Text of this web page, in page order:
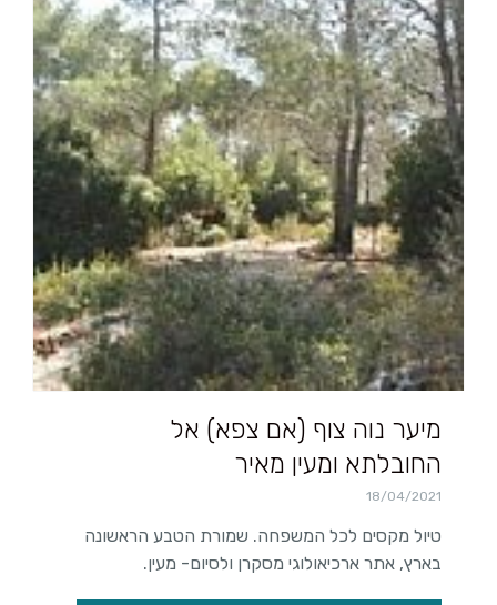
מיער נוה צוף (אם צפא) אל
החובלתא ומעין מאיר
18/04/2021
טיול מקסים לכל המשפחה. שמורת הטבע הראשונה
בארץ, אתר ארכיאולוגי מסקרן ולסיום- מעין.